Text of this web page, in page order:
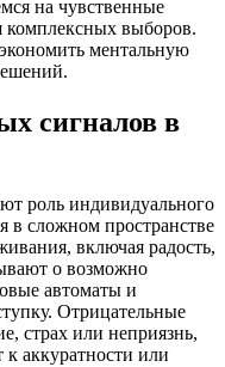
на чувственные
комплексных выборов.
ментальную
сигналов в
роль индивидуального
в сложном пространстве
включая радость,
о возможно
автоматы и
Отрицательные
страх или неприязнь,
аккуратности или